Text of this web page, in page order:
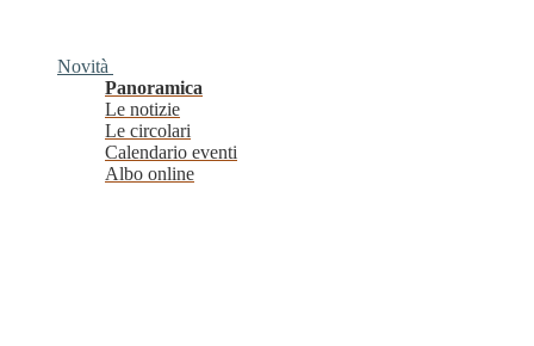
Novità
Panoramica
Le notizie
Le circolari
Calendario eventi
Albo online